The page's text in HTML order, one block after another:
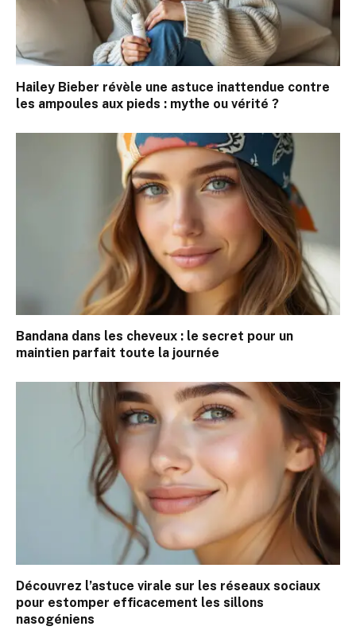
Hailey Bieber révèle une astuce inattendue contre
les ampoules aux pieds : mythe ou vérité ?
Bandana dans les cheveux : le secret pour un
maintien parfait toute la journée
Découvrez l’astuce virale sur les réseaux sociaux
pour estomper efficacement les sillons
nasogéniens